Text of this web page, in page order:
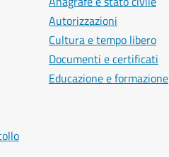
Autorizzazioni
Cultura e tempo libero
Documenti e certificati
Educazione e formazione